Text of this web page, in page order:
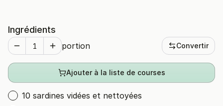
Ingrédients
portion Convertir
Ajouter à la liste de courses
10 sardines vidées et nettoyées